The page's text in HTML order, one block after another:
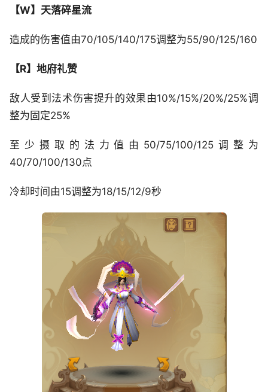
【W】天落碎星流
造成的伤害值由70/105/140/175调整为55/90/125/160
【R】地府礼赞
敌人受到法术伤害提升的效果由10%/15%/20%/25%调
整为固定25%
至少摄取的法力值由50/75/100/125调整为
40/70/100/130点
冷却时间由15调整为18/15/12/9秒